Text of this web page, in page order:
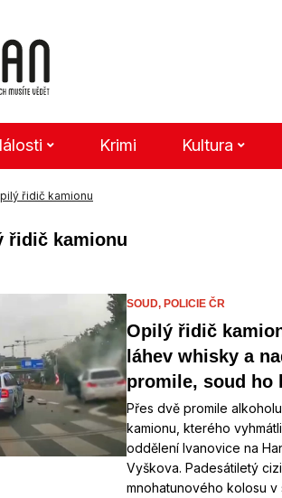
Krimi Kultura
řidič kamionu
řidič kamionu
SOUD, POLICIE ČR
Opilý řidič
láhev whisky a
promile, soud ho
Přes dvě promile
kamionu, kterého
oddělení Ivanovice na
Vyškova. Padesátiletý
mnohatunového kolosu v